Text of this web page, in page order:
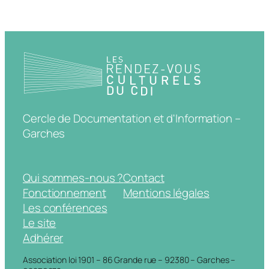
Cercle de Documentation et d'Information –
Garches
Qui sommes-nous ?
Fonctionnement
Les conférences
Le site
Adhérer
Contact
Mentions légales
Association loi 1901 – 86 Grande rue – 92380 – Garches –